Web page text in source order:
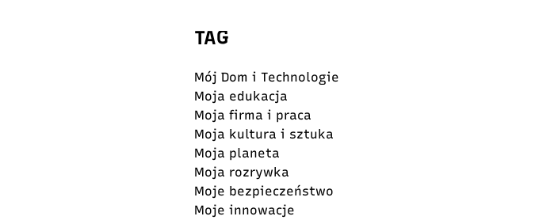
TAG
Mój Dom i Technologie
Moja edukacja
Moja firma i praca
Moja kultura i sztuka
Moja planeta
Moja rozrywka
Moje bezpieczeństwo
Moje innowacje